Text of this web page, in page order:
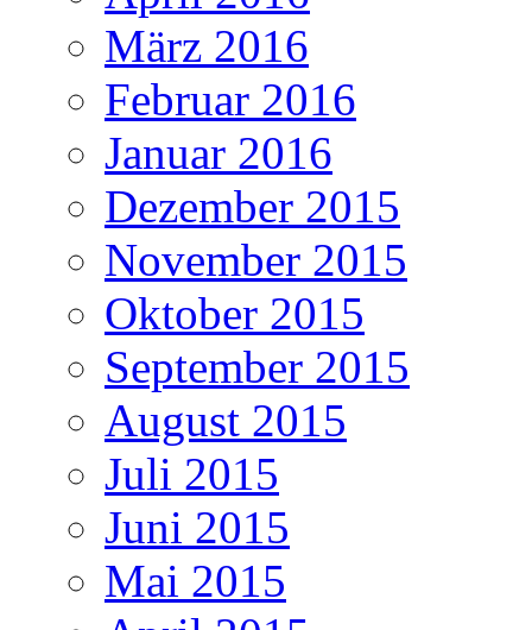
März 2016
Februar 2016
Januar 2016
Dezember 2015
November 2015
Oktober 2015
September 2015
August 2015
Juli 2015
Juni 2015
Mai 2015